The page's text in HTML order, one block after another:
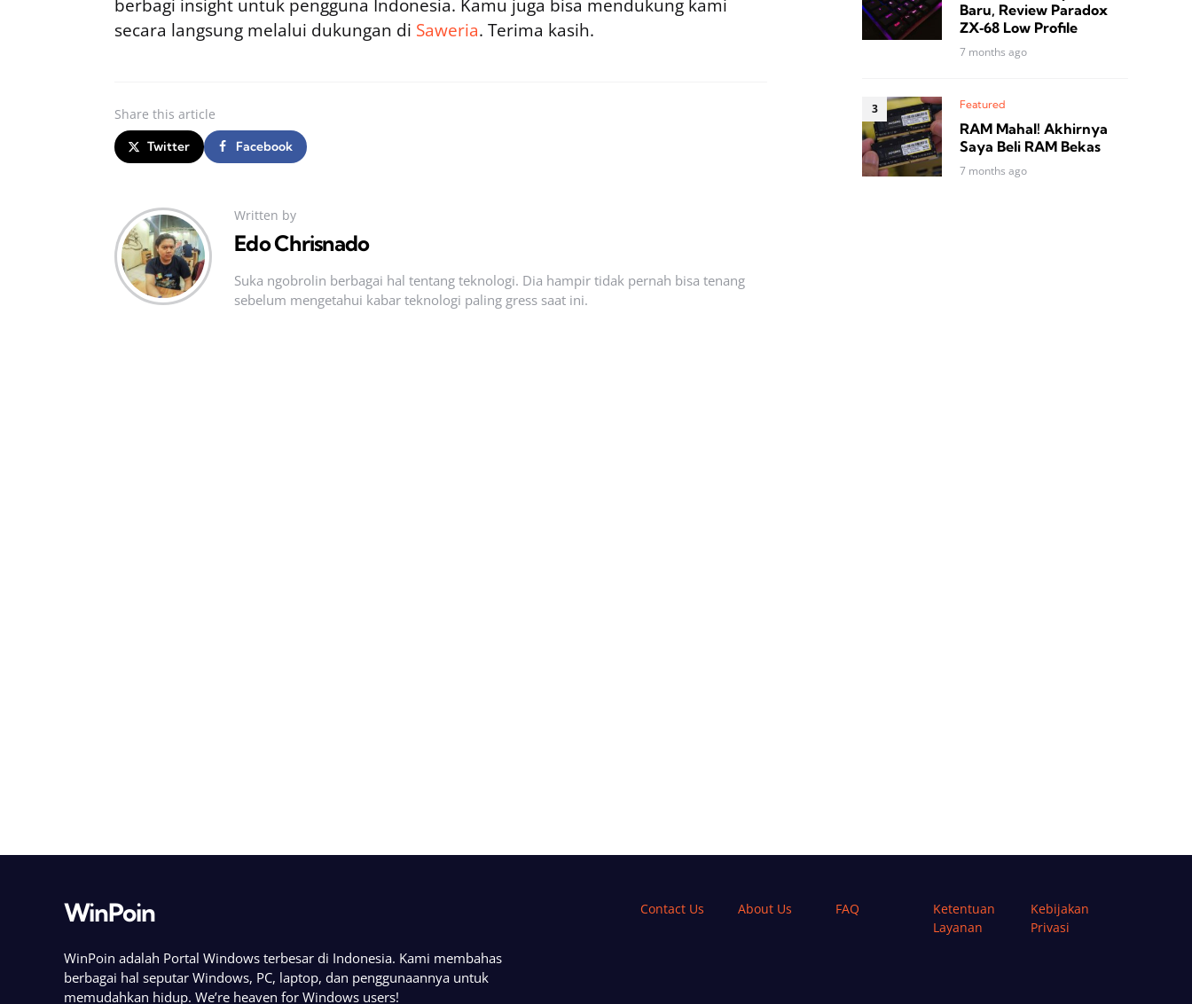
berbagi insight untuk pengguna Indonesia. Kamu juga bisa mendukung kami
secara langsung melalui dukungan di Saweria. Terima kasih.
Share this article
Twitter Facebook
Written by
Edo Chrisnado
Suka ngobrolin berbagai hal tentang teknologi. Dia hampir tidak pernah bisa tenang
sebelum mengetahui kabar teknologi paling gress saat ini.
Baru, Review Paradox
ZX‑68 Low Profile
7 months ago
Featured
RAM Mahal! Akhirnya
Saya Beli RAM Bekas
7 months ago
WinPoin
WinPoin adalah Portal Windows terbesar di Indonesia. Kami membahas
berbagai hal seputar Windows, PC, laptop, dan penggunaannya untuk
memudahkan hidup. We’re heaven for Windows users!
Contact Us About Us FAQ
Ketentuan
Layanan
Kebijakan
Privasi